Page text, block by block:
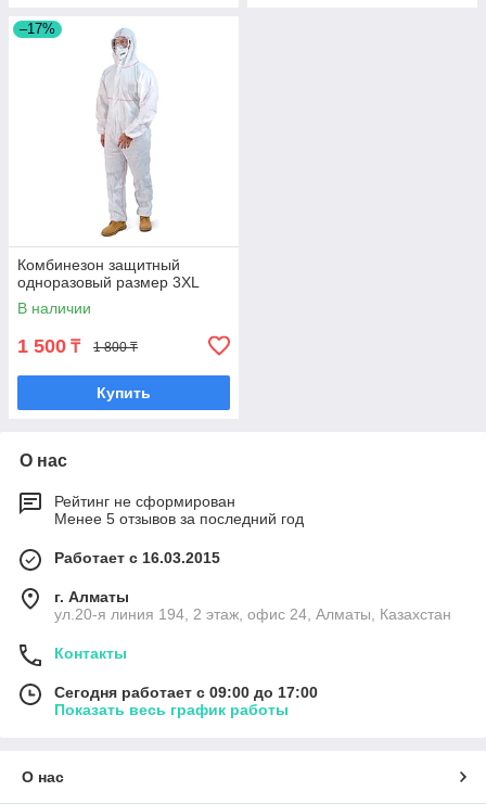
–17%
Комбинезон защитный
одноразовый размер 3XL
В наличии
1 500 ₸ 1 800 ₸
Купить
О нас
Рейтинг не сформирован
Менее 5 отзывов за последний год
Работает с 16.03.2015
г. Алматы
ул.20-я линия 194, 2 этаж, офис 24, Алматы, Казахстан
Контакты
Сегодня работает с 09:00 до 17:00
Показать весь график работы
О нас